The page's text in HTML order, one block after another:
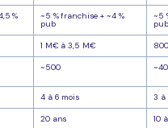
% ~5 % franchise + ~4 %
pub
~5
pub
1 M€ à 3,5 M€
~500
4 à 6 mois 3 à
20 ans
10